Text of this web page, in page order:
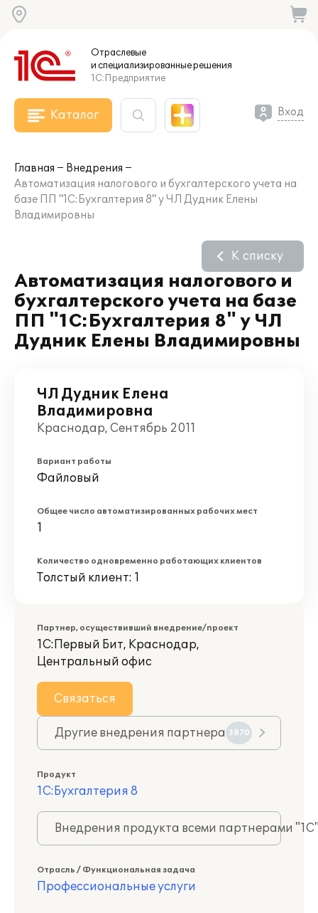
Отраслевые
и специализированныерешения
1С:Предприятие
Каталог Вход
Главная
Внедрения
Автоматизация налогового и бухгалтерского учета на
базе ПП "1С:Бухгалтерия 8" у ЧЛ Дудник Елены
Владимировны
Автоматизация налогового и
бухгалтерского учета на базе
ПП "1С:Бухгалтерия 8" у ЧЛ
Дудник Елены Владимировны
К списку
ЧЛ Дудник Елена
Владимировна
Краснодар, Сентябрь 2011
Вариант работы
Файловый
Общее число автоматизированных рабочих мест
1
Количество одновременно работающих клиентов
Толстый клиент: 1
Партнер, осуществивший внедрение/проект
1С:Первый Бит, Краснодар,
Центральный офис
Связаться
Другие внедрения партнера 3870
Продукт
1С:Бухгалтерия 8
Внедрения продукта всеми партнерами
Отрасль / Функциональная задача
Профессиональные услуги